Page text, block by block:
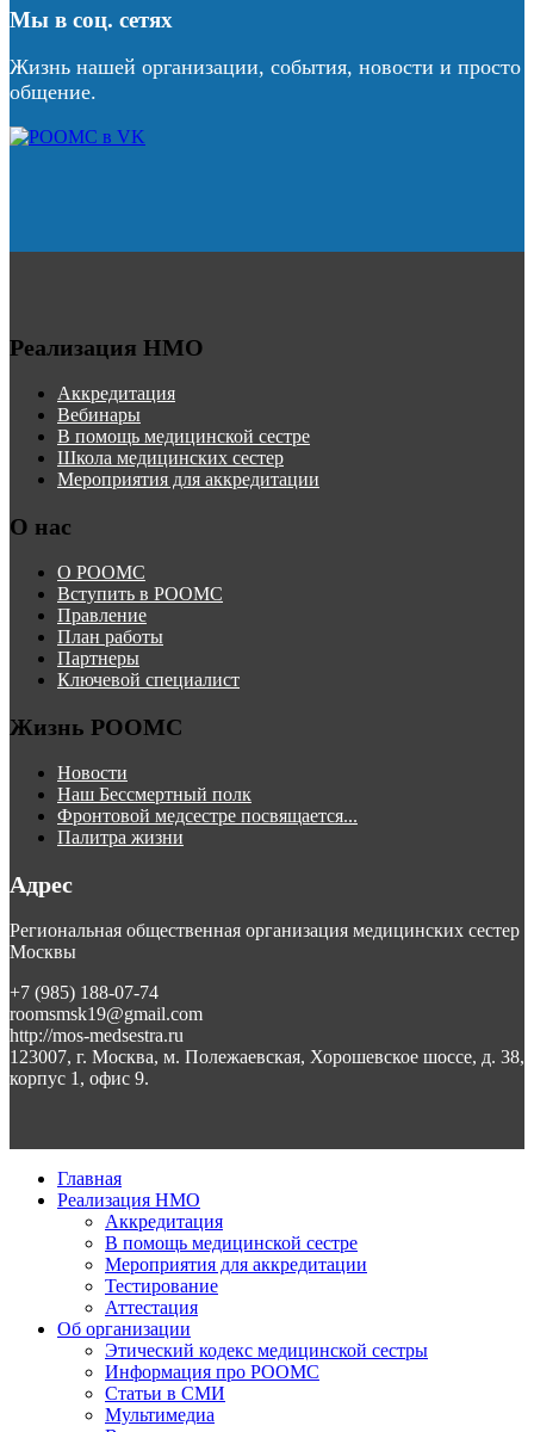
Мы в соц. сетях
Жизнь нашей организации, события, новости и просто
общение.
Реализация НМО
Аккредитация
Вебинары
В помощь медицинской сестре
Школа медицинских сестер
Мероприятия для аккредитации
О нас
О РООМС
Вступить в РООМС
Правление
План работы
Партнеры
Ключевой специалист
Жизнь РООМС
Новости
Наш Бессмертный полк
Фронтовой медсестре посвящается...
Палитра жизни
Адрес
Региональная общественная организация медицинских сестер
Москвы
+7 (985) 188-07-74
roomsmsk19@gmail.com
http://mos-medsestra.ru
123007, г. Москва, м. Полежаевская, Хорошевское шоссе, д. 38,
корпус 1, офис 9.
Главная
Реализация НМО
Аккредитация
В помощь медицинской сестре
Мероприятия для аккредитации
Тестирование
Аттестация
Об организации
Этический кодекс медицинской сестры
Информация про РООМС
Статьи в СМИ
Мультимедиа